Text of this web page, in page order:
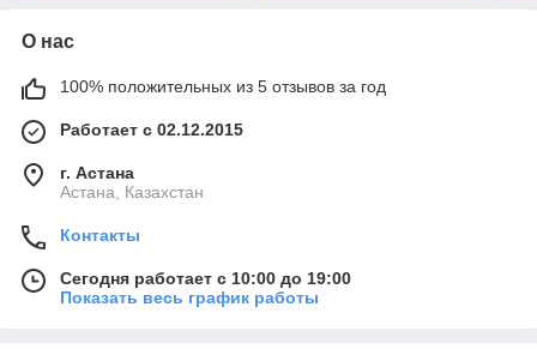
О нас
100% положительных из 5 отзывов за год
Работает с 02.12.2015
г. Астана
Астана, Казахстан
Контакты
Сегодня работает с 10:00 до 19:00
Показать весь график работы